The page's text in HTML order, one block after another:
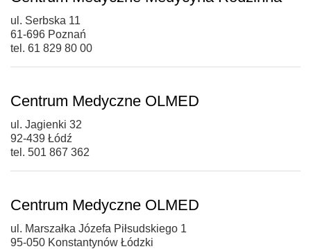
ul. Serbska 11
61-696 Poznań
tel. 61 829 80 00
Centrum Medyczne OLMED
ul. Jagienki 32
92-439 Łódź
tel. 501 867 362
Centrum Medyczne OLMED
ul. Marszałka Józefa Piłsudskiego 1
95-050 Konstantynów Łódzki